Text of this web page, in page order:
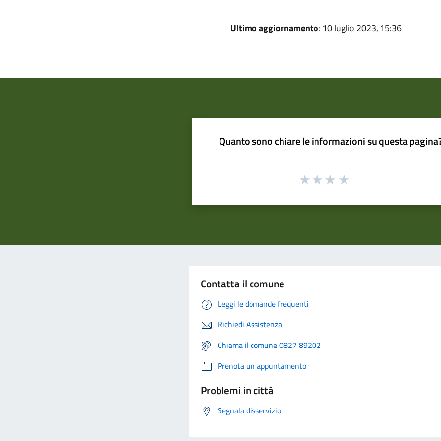
Ultimo aggiornamento: 10 luglio 2023, 15:36
Quanto sono chiare le informazioni su questa
Contatta il comune
Leggi le domande frequenti
Richiedi Assistenza
Chiama il comune 0827 89202
Prenota un appuntamento
Problemi in città
Segnala disservizio